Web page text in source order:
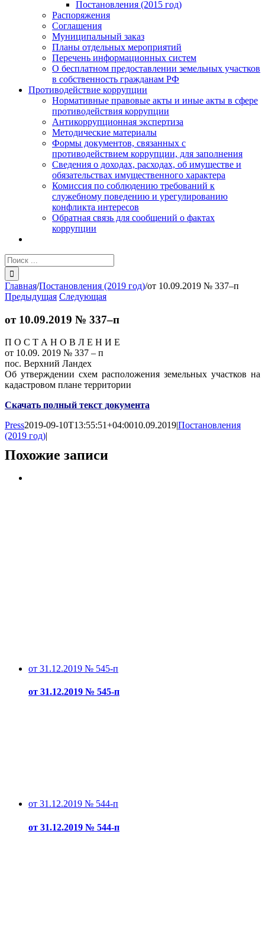
Постановления (2015 год)
Распоряжения
Соглашения
Муниципальный заказ
Планы отдельных мероприятий
Перечень информационных систем
О бесплатном предоставлении земельных участков
в собственность гражданам РФ
Противодействие коррупции
Нормативные правовые акты и иные акты в сфере
противодействия коррупции
Антикоррупционная экспертиза
Методические материалы
Формы документов, связанных с
противодействием коррупции, для заполнения
Сведения о доходах, расходах, об имуществе и
обязательствах имущественного характера
Комиссия по соблюдению требований к
служебному поведению и урегулированию
конфликта интересов
Обратная связь для сообщений о фактах
коррупции
Результат
поиска:
Главная/Постановления (2019 год)/от 10.09.2019 № 337–п
Предыдущая Следующая
от 10.09.2019 № 337–п
П О С Т А Н О В Л Е Н И Е
от 10.09. 2019 № 337 – п
пос. Верхний Ландех
Об утверждении схем расположения земельных участков на
кадастровом плане территории
Скачать полный текст документа
Press2019-09-10T13:55:51+04:0010.09.2019|Постановления
(2019 год)|
Похожие записи
от 31.12.2019 № 545-п
от 31.12.2019 № 545-п
от 31.12.2019 № 544-п
от 31.12.2019 № 544-п